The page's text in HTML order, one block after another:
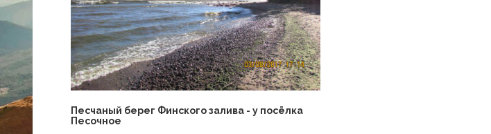
Песчаный берег Финского залива - у посёлка
Песочное